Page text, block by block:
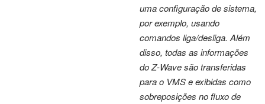
uma configuração de sistema,
por exemplo, usando
comandos liga/desliga. Além
disso, todas as informações
do Z-Wave são transferidas
para o VMS e exibidas como
sobreposições no fluxo de